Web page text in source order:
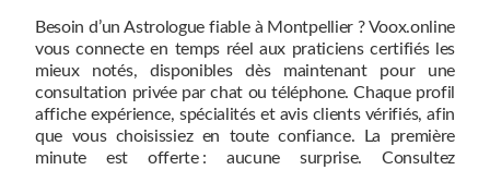
Besoin d’un Astrologue fiable à Montpellier ? Voox.online
vous connecte en temps réel aux praticiens certifiés les
mieux notés, disponibles dès maintenant pour une
consultation privée par chat ou téléphone. Chaque profil
affiche expérience, spécialités et avis clients vérifiés, afin
que vous choisissiez en toute confiance. La première
minute est offerte : aucune surprise. Consultez